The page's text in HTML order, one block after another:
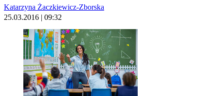
Katarzyna Żaczkiewicz-Zborska
25.03.2016 | 09:32